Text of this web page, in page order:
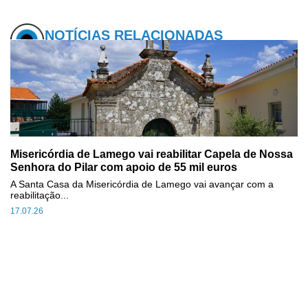
NOTÍCIAS RELACIONADAS
Misericórdia de Lamego vai reabilitar Capela de Nossa
Senhora do Pilar com apoio de 55 mil euros
17.07.26
A Santa Casa da Misericórdia de Lamego vai avançar com a
reabilitação...